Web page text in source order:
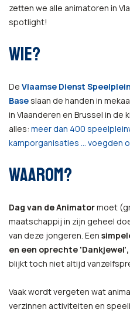
zetten we alle animatoren in
spotlight!
WIE?
De Vlaamse Dienst
Baseslaan de handen in
in Vlaanderen en Brussel in
alles: meer dan 400
kamporganisaties … voegden
WAAROM?
Dag van de Animatormoet
maatschappij in zijn geheel
van deze jongeren. Een
en een oprechte 'Dankjewel',
blijkt toch niet altijd
Vaak wordt vergeten wat
verzinnen activiteiten en